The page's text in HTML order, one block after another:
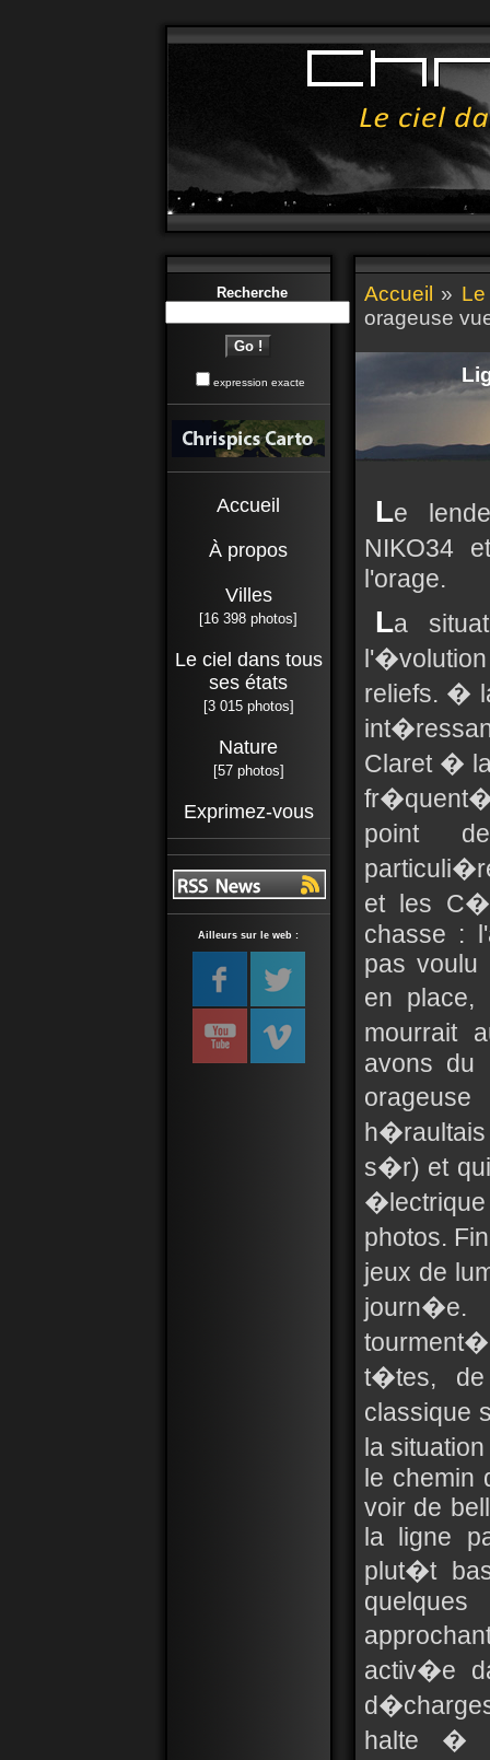
Recherche
expression exacte
Accueil
À propos
Villes
[16 398 photos]
Le ciel dans tous
ses états
[3 015 photos]
Nature
[57 photos]
Exprimez-vous
Ailleurs sur le web :
Accueil »
orageuse
Le
NIKO34
l'orage.
La
reliefs. �
Claret �
point
et les
chasse :
pas voulu
en
mourrait
avons du
s�r) et
photos.
jeux de
t�tes, de
classique
la
le chemin
voir de
la ligne
plut�t
activ�e
halte �